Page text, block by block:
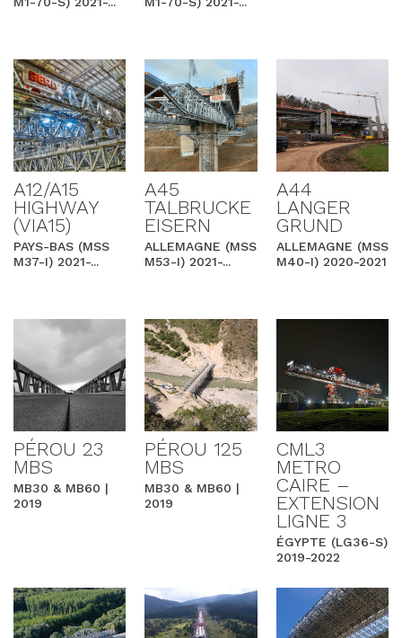
A12/A15
HIGHWAY
(VIA15)
PAYS-BAS (MSS
M37-I) 2021-...
A45
TALBRUCKE
EISERN
ALLEMAGNE (MSS
M53-I) 2021-...
A44
LANGER
GRUND
ALLEMAGNE (MSS
M40-I) 2020-2021
PÉROU 23
MBS
MB30 & MB60 |
2019
PÉROU 125
MBS
MB30 & MB60 |
2019
CML3
METRO
CAIRE –
EXTENSION
LIGNE 3
ÉGYPTE (LG36-S)
2019-2022